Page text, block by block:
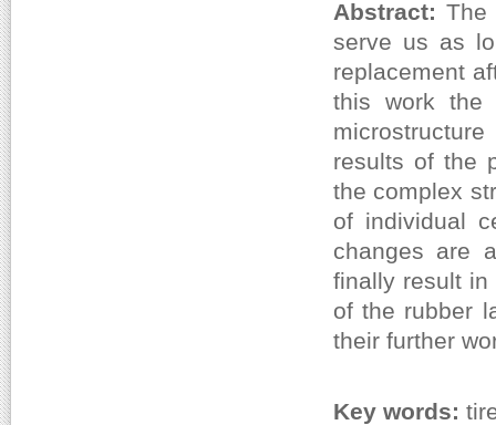
Abstract:The
serve us as
replacement
this work the
results of the
the complex
of individual
changes are
finally result in
of the rubber
their further
Key words: